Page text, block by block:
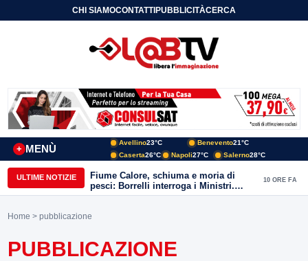
CHI SIAMOCONTATTIPUBBLICITÀCERCA
MENÙ
+
Avellino23°C Benevento21°C
Caserta26°C Napoli27°C Salerno28°C
ULTIME NOTIZIE
Fiume Calore, schiuma e moria di
pesci: Borrelli interroga i Ministri.
“Benevento paga l’assenza del
10 ORE FA
Home > pubblicazione
PUBBLICAZIONE